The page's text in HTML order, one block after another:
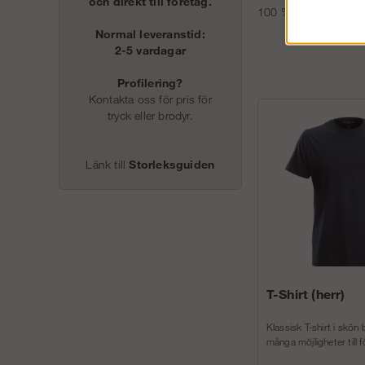
Normal leveranstid:
2-5 vardagar
Profilering?
Kontakta oss för pris för
tryck eller brodyr.
Länk till Storleksguiden
100 % polyamid
T-Shirt (herr)
Klassisk T-shirt i skön
många möjligheter till